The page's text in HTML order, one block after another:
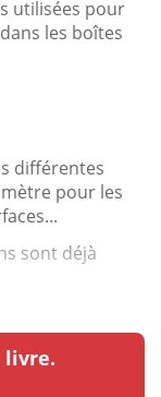
utilisées pour
les boîtes
différentes
pour les
sont déjà
livre.